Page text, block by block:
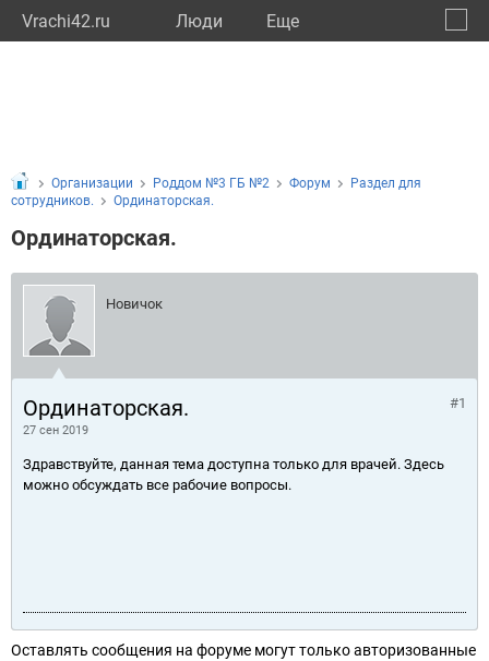
Vrachi42.ru Люди Eще
Организации Роддом №3 ГБ №2 Форум
Раздел для
сотрудников.
Ординаторская.
Ординаторская.
Новичок
Ординаторская.
27 сен 2019
#1
Здравствуйте, данная тема доступна только для врачей. Здесь
можно обсуждать все рабочие вопросы.
Оставлять сообщения на форуме могут только авторизованные